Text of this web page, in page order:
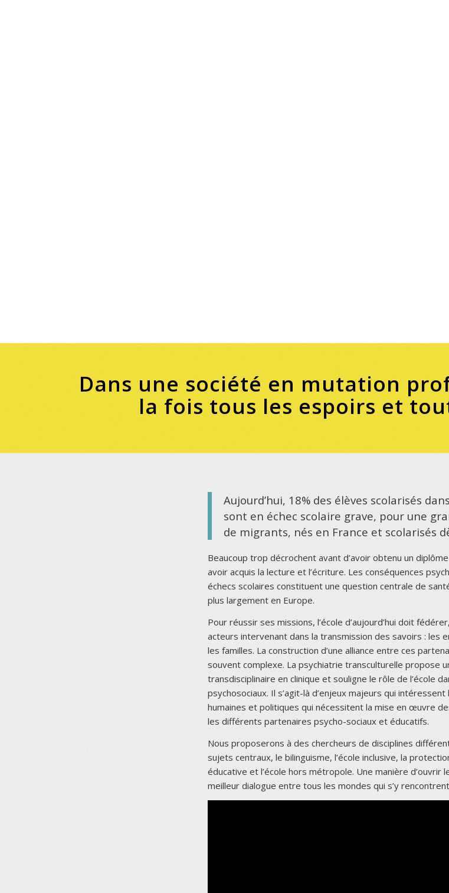
Dans une société en mutation
la fois tous les espoirs et
Aujourd’hui, 18% des élèves scolarisés
sont en échec scolaire grave, pour une
de migrants, nés en France et scolarisés
Beaucoup trop décrochent avant d’avoir obtenu un
avoir acquis la lecture et l’écriture. Les conséquences
échecs scolaires constituent une question centrale de
plus largement en Europe.
Pour réussir ses missions, l’école d’aujourd’hui doit
acteurs intervenant dans la transmission des savoirs : les
les familles. La construction d’une alliance entre ces
souvent complexe. La psychiatrie transculturelle propose
transdisciplinaire en clinique et souligne le rôle de l’école
psychosociaux. Il s’agit-là d’enjeux majeurs qui intéressent
humaines et politiques qui nécessitent la mise en œuvre
les différents partenaires psycho-sociaux et éducatifs.
Nous proposerons à des chercheurs de disciplines
sujets centraux, le bilinguisme, l’école inclusive, la
éducative et l’école hors métropole. Une manière d’ouvrir
meilleur dialogue entre tous les mondes qui s’y